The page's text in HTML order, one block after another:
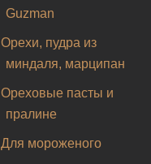
Guzman
Орехи, пудра из
миндаля, марципан
Ореховые пасты и
пралине
Для мороженого